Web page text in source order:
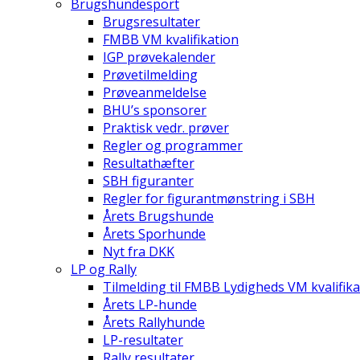
Brugshundesport
Brugsresultater
FMBB VM kvalifikation
IGP prøvekalender
Prøvetilmelding
Prøveanmeldelse
BHU’s sponsorer
Praktisk vedr. prøver
Regler og programmer
Resultathæfter
SBH figuranter
Regler for figurantmønstring i SBH
Årets Brugshunde
Årets Sporhunde
Nyt fra DKK
LP og Rally
Tilmelding til FMBB Lydigheds VM
Årets LP-hunde
Årets Rallyhunde
LP-resultater